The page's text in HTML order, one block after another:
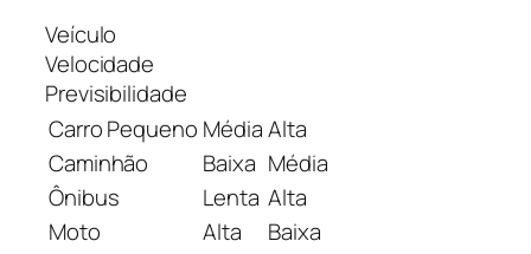
Veículo
Velocidade
Previsibilidade
Carro Pequeno MédiaAlta
Caminhão
Baixa Média
Ônibus
Lenta Alta
Moto
Alta
Baixa